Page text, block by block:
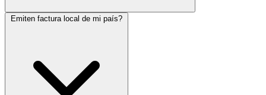
Emiten factura local de mi país?